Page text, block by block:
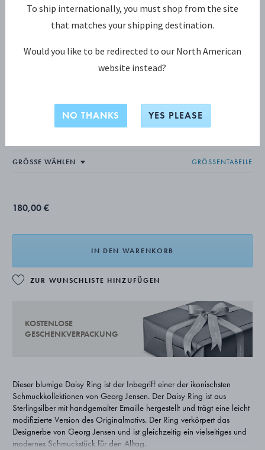
DAISY Ring
GRÖSSENTABELLE
180,00 €
IN DEN WARENKORB
ZUR WUNSCHLISTE HINZUFÜGEN
KOSTENLOSE
GESCHENKVERPACKUNG
Dieser blumige Daisy Ring ist der Inbegriff einer der ikonischsten
Schmuckkollektionen von Georg Jensen. Der Daisy Ring ist aus
Sterlingsilber mit handgemalter Emaille hergestellt und trägt eine leicht
modifizierte Version des Originalmotivs. Der Ring verkörpert das
Designerbe von Georg Jensen und ist gleichzeitig ein vielseitiges und
modernes Schmuckstück für den Alltag.
To ship internationally, you must shop from the site
that matches your shipping destination.
Would you like to be redirected to our North American
website instead?
NO THANKS YES PLEASE